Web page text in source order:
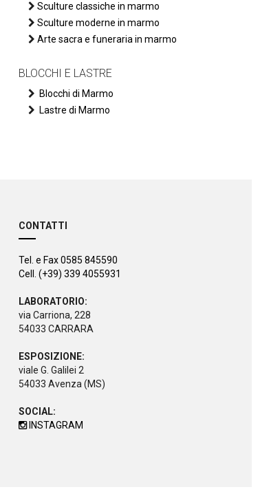
Sculture classiche in marmo
Sculture moderne in marmo
Arte sacra e funeraria in marmo
BLOCCHI E LASTRE
Blocchi di Marmo
Lastre di Marmo
CONTATTI
Tel. e Fax 0585 845590
Cell. (+39) 339 4055931
LABORATORIO:
via Carriona, 228
54033 CARRARA
ESPOSIZIONE:
viale G. Galilei 2
54033 Avenza (MS)
SOCIAL:
INSTAGRAM